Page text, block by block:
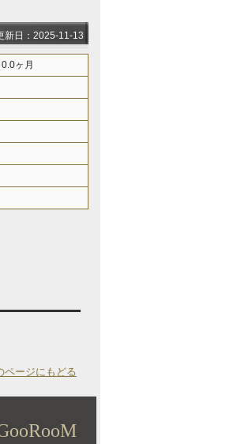
新日：2025-11-13
ヶ月
ページにもどる